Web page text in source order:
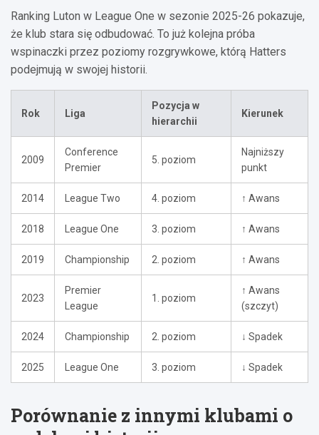
Ranking Luton w League One w sezonie 2025-26 pokazuje,
że klub stara się odbudować. To już kolejna próba
wspinaczki przez poziomy rozgrywkowe, którą Hatters
podejmują w swojej historii.
Rok Liga
Pozycja w
hierarchii
Kierunek
2009
Conference
Premier
5. poziom
Najniższy
punkt
2014 League Two 4. poziom ↑ Awans
2018 League One 3. poziom ↑ Awans
2019 Championship 2. poziom ↑ Awans
2023
Premier
League
1. poziom
↑ Awans
(szczyt)
2024 Championship 2. poziom ↓ Spadek
2025 League One 3. poziom ↓ Spadek
Porównanie z innymi klubami o